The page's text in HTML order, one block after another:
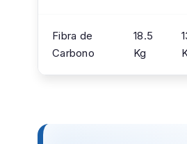
Fibra de
Carbono
18.5
Kg